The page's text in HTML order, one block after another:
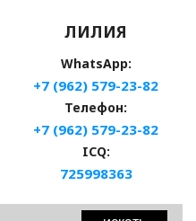
ЛИЛИЯ
WhatsApp:
+7 (962) 579-23-82
Телефон:
+7 (962) 579-23-82
ICQ:
725998363